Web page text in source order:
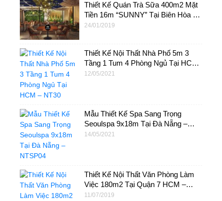
Thiết Kế Quán Trà Sữa 400m2 Mặt
Tiền 16m “SUNNY” Tại Biên Hòa –
NTS08
24/01/2019
Thiết Kế Nội Thất Nhà Phố 5m 3
Tầng 1 Tum 4 Phòng Ngủ Tại HCM
– NT30
12/05/2021
Mẫu Thiết Kế Spa Sang Trọng
Seoulspa 9x18m Tại Đà Nẵng –
NTSP04
14/05/2021
Thiết Kế Nội Thất Văn Phòng Làm
Việc 180m2 Tại Quận 7 HCM –
NTVP02
11/07/2019